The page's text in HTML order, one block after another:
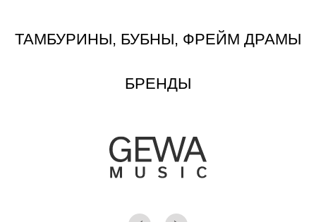
ТАМБУРИНЫ, БУБНЫ, ФРЕЙМ ДРАМЫ
БРЕНДЫ